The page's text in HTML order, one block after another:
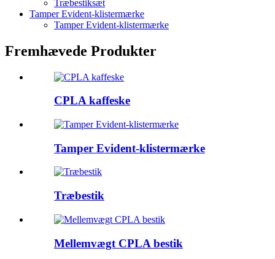
Træbestiksæt
Tamper Evident-klistermærke
Tamper Evident-klistermærke
Fremhævede Produkter
CPLA kaffeske
Tamper Evident-klistermærke
Træbestik
Mellemvægt CPLA bestik